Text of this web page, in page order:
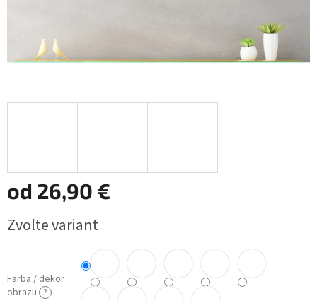
od 26,90 €
cena:
Zvoľte variant
Farba / dekor
obrazu ?